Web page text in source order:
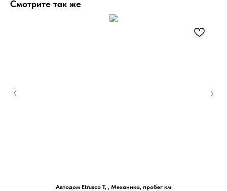
Смотрите так же
Автодом Etrusco T, , Механика, пробег км